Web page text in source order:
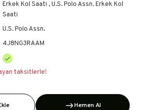
Erkek Kol Saati ,U.S. Polo Assn. Erkek Kol
Saati
U.S. Polo Assn.
4J8NG3RAAM
taksitlerle!
Hemen Al